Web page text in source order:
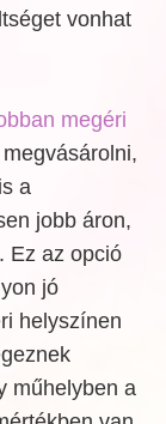
vonhat
megéri
a
jobb áron,
Ez az opció
jó
helyszínen
műhelyben a